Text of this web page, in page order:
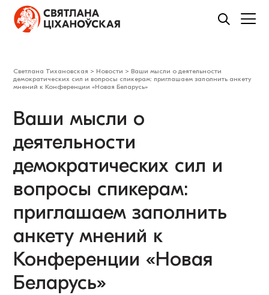
Светлана Тихановская > Новости > Ваши мысли о деятельности
демократических сил и вопросы спикерам: приглашаем заполнить анкету
мнений к Конференции «Новая Беларусь»
Ваши мысли о
деятельности
демократических сил и
вопросы спикерам:
приглашаем заполнить
анкету мнений к
Конференции «Новая
Беларусь»